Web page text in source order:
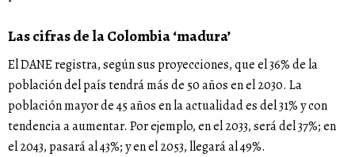
Las cifras de la Colombia ‘madura’
El DANE registra, según sus proyecciones, que el 36% de la
población del país tendrá más de 50 años en el 2030. La
población mayor de 45 años en la actualidad es del 31% y con
tendencia a aumentar. Por ejemplo, en el 2033, será del 37%; en
el 2043, pasará al 43%; y en el 2053, llegará al 49%.